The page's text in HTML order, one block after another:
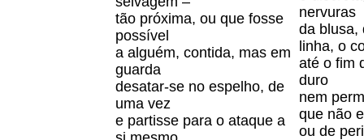
tão próxima, ou que fosse
possível
a alguém, contida, mas em
guarda
desatar-se no espelho, de
uma vez
e partisse para o ataque a
nervuras
da blusa,
linha, o
até o fim
duro
nem
que não
ou de